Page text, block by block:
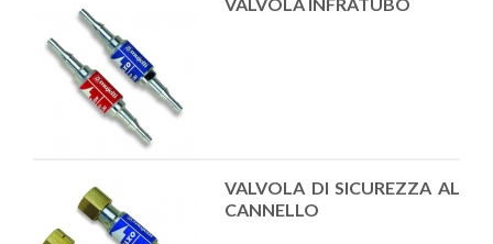
VALVOLA DI SICUREZZA AL
CANNELLO